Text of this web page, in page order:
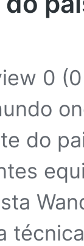
0
do